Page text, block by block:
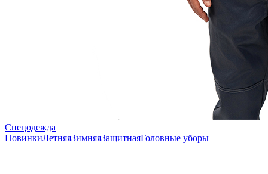
Спецодежда
НовинкиЛетняяЗимняяЗащитнаяГоловные уборы